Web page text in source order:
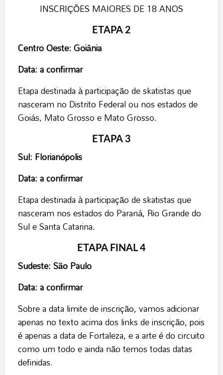
INSCRIÇÕES MAIORES DE 18 ANOS
ETAPA 2
Centro Oeste: Goiânia
Data: a confirmar
Etapa destinada à participação de skatistas que
nasceram no Distrito Federal ou nos estados de
Goiás, Mato Grosso e Mato Grosso.
ETAPA 3
Sul: Florianópolis
Data: a confirmar
Etapa destinada à participação de skatistas que
nasceram nos estados do Paraná, Rio Grande do
Sul e Santa Catarina.
ETAPA FINAL 4
Sudeste: São Paulo
Data: a confirmar
Sobre a data limite de inscrição, vamos adicionar
apenas no texto acima dos links de inscrição, pois
é apenas a data de Fortaleza, e a arte é do circuito
como um todo e ainda não temos todas datas
definidas.